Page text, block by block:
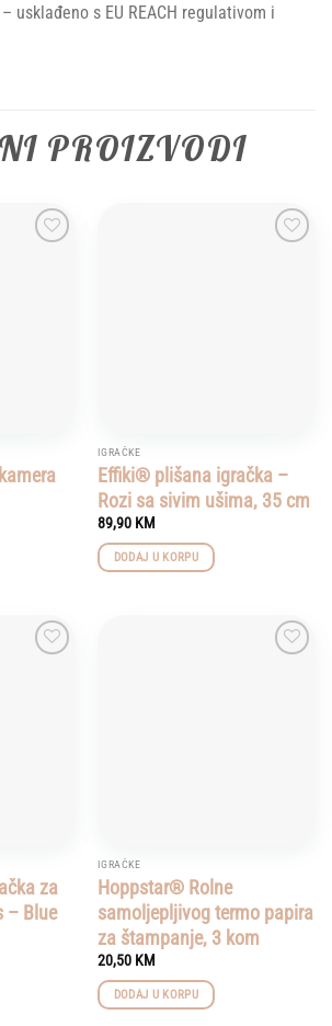
usklađeno s EU REACH regulativom i
PROIZVODI
IGRAČKE
Effiki® plišana igračka –
Rozi sa sivim ušima, 35 cm
89,90 KM
DODAJ U KORPU
za
– Blue
IGRAČKE
Hoppstar® Rolne
samoljepljivog termo papira
za štampanje, 3 kom
20,50 KM
DODAJ U KORPU